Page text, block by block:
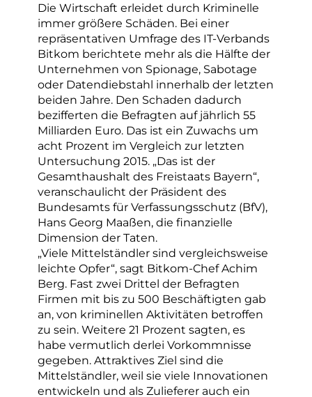
Die Wirtschaft erleidet durch Kriminelle
immer größere Schäden. Bei einer
repräsentativen Umfrage des IT-Verbands
Bitkom berichtete mehr als die Hälfte der
Unternehmen von Spionage, Sabotage
oder Datendiebstahl innerhalb der letzten
beiden Jahre. Den Schaden dadurch
bezifferten die Befragten auf jährlich 55
Milliarden Euro. Das ist ein Zuwachs um
acht Prozent im Vergleich zur letzten
Untersuchung 2015. „Das ist der
Gesamthaushalt des Freistaats Bayern“,
veranschaulicht der Präsident des
Bundesamts für Verfassungsschutz (BfV),
Hans Georg Maaßen, die finanzielle
Dimension der Taten.
„Viele Mittelständler sind vergleichsweise
leichte Opfer“, sagt Bitkom-Chef Achim
Berg. Fast zwei Drittel der Befragten
Firmen mit bis zu 500 Beschäftigten gab
an, von kriminellen Aktivitäten betroffen
zu sein. Weitere 21 Prozent sagten, es
habe vermutlich derlei Vorkommnisse
gegeben. Attraktives Ziel sind die
Mittelständler, weil sie viele Innovationen
entwickeln und als Zulieferer auch ein